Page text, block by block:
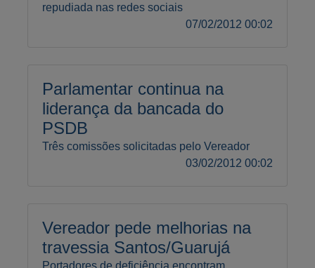
repudiada nas redes sociais
07/02/2012 00:02
Parlamentar continua na
liderança da bancada do
PSDB
Três comissões solicitadas pelo Vereador
03/02/2012 00:02
Vereador pede melhorias na
travessia Santos/Guarujá
Portadores de deficiência encontram